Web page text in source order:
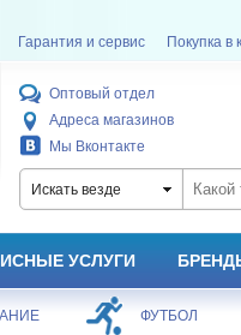
Гарантия и сервис Покупка в
Оптовый отдел
Адреса магазинов
Мы Вконтакте
Искать везде
УСЛУГИ
ФУТБОЛ